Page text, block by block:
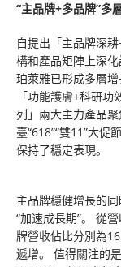
“主品牌+多品牌”多
自提出「主品牌深
構和產品矩陣上深
珀萊雅已形成多層
「功能護膚+科研
列」兩大主力產品
臺“618”“雙11”大
保持了穩定表現。
主品牌穩健增長的
“加速成長期”。 從
牌營收佔比分別為
遞增。 值得關注的